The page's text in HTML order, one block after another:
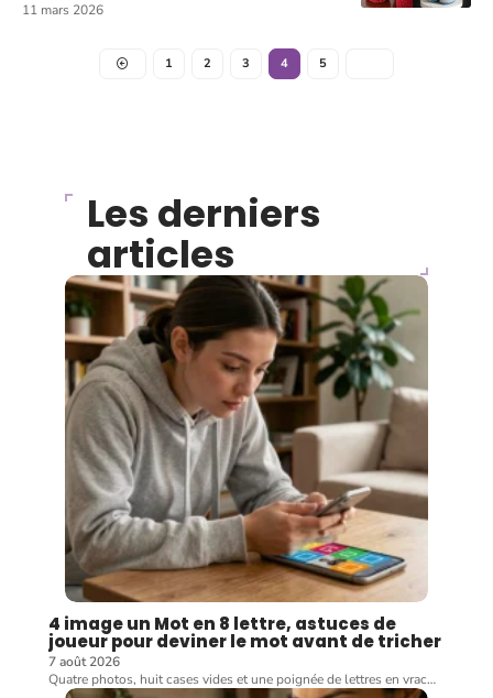
11 mars 2026
1 2 3 4 5
Les derniers
articles
4 image un Mot en 8 lettre, astuces de
joueur pour deviner le mot avant de tricher
7 août 2026
Quatre photos, huit cases vides et une poignée de lettres en vrac…